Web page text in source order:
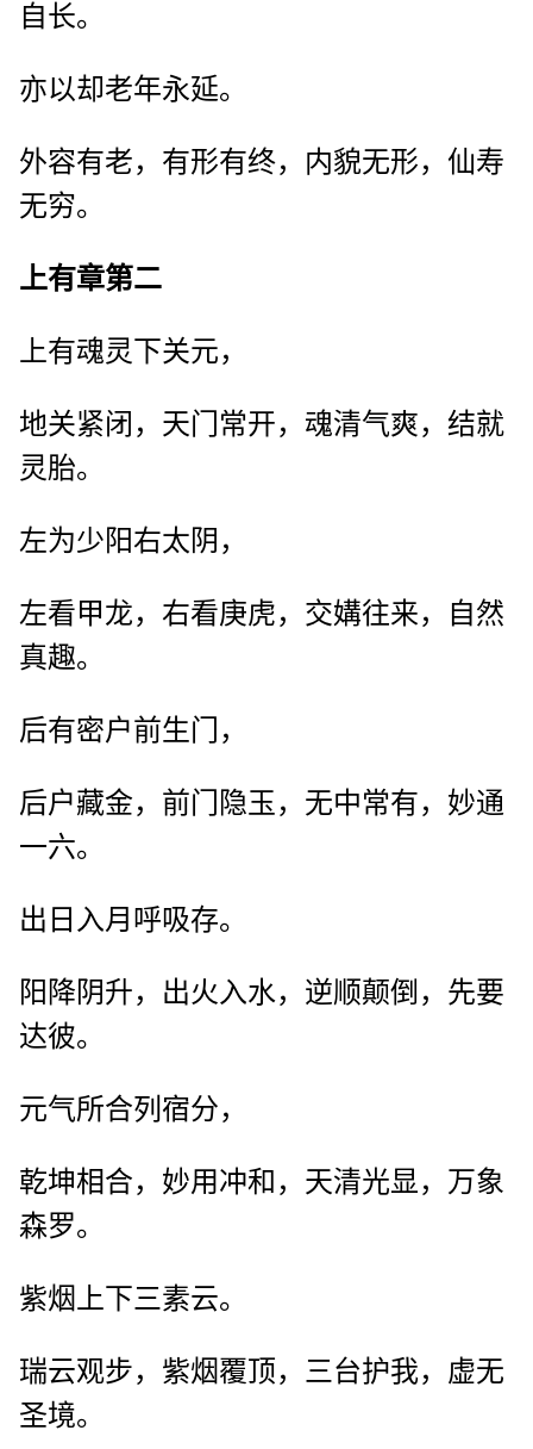
自长。
亦以却老年永延。
外容有老，有形有终，内貌无形，仙寿
无穷。
上有章第二
上有魂灵下关元，
地关紧闭，天门常开，魂清气爽，结就
灵胎。
左为少阳右太阴，
左看甲龙，右看庚虎，交媾往来，自然
真趣。
后有密户前生门，
后户藏金，前门隐玉，无中常有，妙通
一六。
出日入月呼吸存。
阳降阴升，出火入水，逆顺颠倒，先要
达彼。
元气所合列宿分，
乾坤相合，妙用冲和，天清光显，万象
森罗。
紫烟上下三素云。
瑞云观步，紫烟覆顶，三台护我，虚无
圣境。